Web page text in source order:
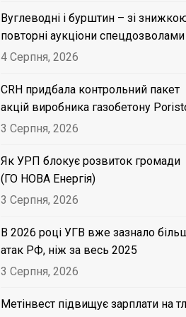
Вуглеводні і бурштин – зі
повторні аукціони спецдозволами
4 Серпня, 2026
CRH придбала контрольний пакет
акцій виробника газобетону
3 Серпня, 2026
Як УРП блокує розвиток громади
(ГО НОВА Енергія)
3 Серпня, 2026
В 2026 році УГВ вже зазнало
атак РФ, ніж за весь 2025
3 Серпня, 2026
Метінвест підвищує зарплати на